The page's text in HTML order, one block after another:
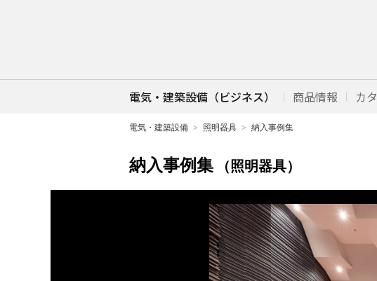
電気・建築設備（ビジネス） 商品情報 カ
電気・建築設備 照明器具 納入事例集
納入事例集 （照明器具）